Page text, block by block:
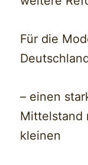
Für die
– einen
Mittelstand
kleinen